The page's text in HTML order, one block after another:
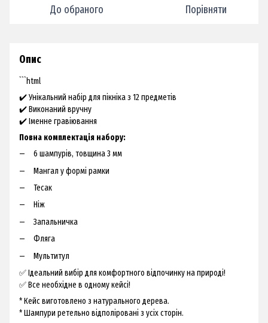
До обраного Порівняти
Опис
```html
✔️ Унікальний набір для пікніка з 12 предметів
✔️ Виконаний вручну
✔️ Іменне гравіювання
Повна комплектація набору:
6 шампурів, товщина 3 мм
Мангал у формі рамки
Тесак
Ніж
Запальничка
Фляга
Мультитул
✅ Ідеальний вибір для комфортного відпочинку на природі!
✅ Все необхідне в одному кейсі!
* Кейс виготовлено з натурального дерева.
* Шампури ретельно відполіровані з усіх сторін.